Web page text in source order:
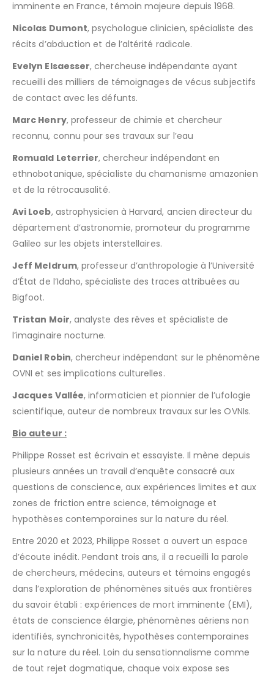
imminente en France, témoin majeure depuis 1968.
Nicolas Dumont, psychologue clinicien, spécialiste des
récits d’abduction et de l’altérité radicale.
Evelyn Elsaesser, chercheuse indépendante ayant
recueilli des milliers de témoignages de vécus subjectifs
de contact avec les défunts.
Marc Henry, professeur de chimie et chercheur
reconnu, connu pour ses travaux sur l’eau
Romuald Leterrier, chercheur indépendant en
ethnobotanique, spécialiste du chamanisme amazonien
et de la rétrocausalité.
Avi Loeb, astrophysicien à Harvard, ancien directeur du
département d’astronomie, promoteur du programme
Galileo sur les objets interstellaires.
Jeff Meldrum, professeur d’anthropologie à l’Université
d’État de l’Idaho, spécialiste des traces attribuées au
Bigfoot.
Tristan Moir, analyste des rêves et spécialiste de
l’imaginaire nocturne.
Daniel Robin, chercheur indépendant sur le phénomène
OVNI et ses implications culturelles.
Jacques Vallée, informaticien et pionnier de l’ufologie
scientifique, auteur de nombreux travaux sur les OVNIs.
Bio auteur :
Philippe Rosset est écrivain et essayiste. Il mène depuis
plusieurs années un travail d’enquête consacré aux
questions de conscience, aux expériences limites et aux
zones de friction entre science, témoignage et
hypothèses contemporaines sur la nature du réel.
Entre 2020 et 2023, Philippe Rosset a ouvert un espace
d’écoute inédit. Pendant trois ans, il a recueilli la parole
de chercheurs, médecins, auteurs et témoins engagés
dans l’exploration de phénomènes situés aux frontières
du savoir établi : expériences de mort imminente (EMI),
états de conscience élargie, phénomènes aériens non
identifiés, synchronicités, hypothèses contemporaines
sur la nature du réel. Loin du sensationnalisme comme
de tout rejet dogmatique, chaque voix expose ses